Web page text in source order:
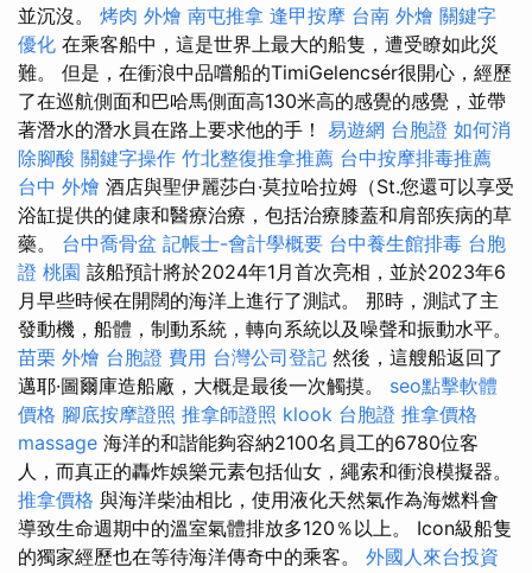
並沉沒。 烤肉 外燴 南屯推拿 逢甲按摩 台南 外燴 關鍵字
優化 在乘客船中，這是世界上最大的船隻，遭受瞭如此災
難。 但是，在衝浪中品嚐船的TimiGelencsér很開心，經歷
了在巡航側面和巴哈馬側面高130米高的感覺的感覺，並帶
著潛水的潛水員在路上要求他的手！ 易遊網 台胞證 如何消
除腳酸 關鍵字操作 竹北整復推拿推薦 台中按摩排毒推薦
台中 外燴 酒店與聖伊麗莎白·莫拉哈拉姆（St.您還可以享受
浴缸提供的健康和醫療治療，包括治療膝蓋和肩部疾病的草
藥。 台中喬骨盆 記帳士-會計學概要 台中養生館排毒 台胞
證 桃園 該船預計將於2024年1月首次亮相，並於2023年6
月早些時候在開闊的海洋上進行了測試。 那時，測試了主
發動機，船體，制動系統，轉向系統以及噪聲和振動水平。
苗栗 外燴 台胞證 費用 台灣公司登記 然後，這艘船返回了
邁耶·圖爾庫造船廠，大概是最後一次觸摸。 seo點擊軟體
價格 腳底按摩證照 推拿師證照 klook 台胞證 推拿價格
massage 海洋的和諧能夠容納2100名員工的6780位客
人，而真正的轟炸娛樂元素包括仙女，繩索和衝浪模擬器。
推拿價格 與海洋柴油相比，使用液化天然氣作為海燃料會
導致生命週期中的溫室氣體排放多120％以上。 Icon級船隻
的獨家經歷也在等待海洋傳奇中的乘客。 外國人來台投資